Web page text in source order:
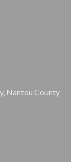
Nantou County